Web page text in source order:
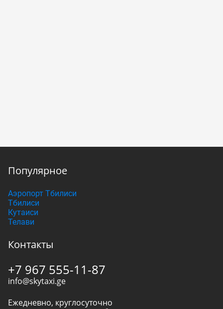
Популярное
Аэропорт Тбилиси
Тбилиси
Кутаиси
Телави
Контакты
+7 967 555-11-87
info@skytaxi.ge
Ежедневно, круглосуточно